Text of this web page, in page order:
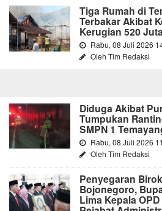
Tiga Rumah di
Terbakar Akibat
Kerugian 520
Rabu, 08 Juli 2026
Oleh Tim Redaksi
Diduga Akibat
Tumpukan
SMPN 1
Rabu, 08 Juli 2026
Oleh Tim Redaksi
Penyegaran
Bojonegoro,
Lima Kepala